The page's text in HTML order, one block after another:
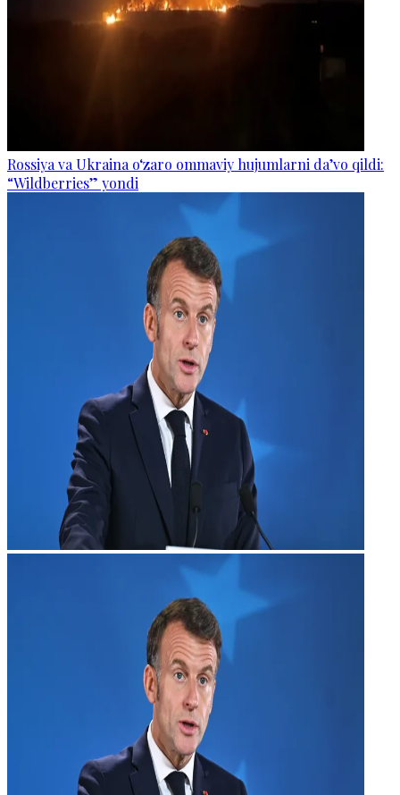
Rossiya va Ukraina o‘zaro ommaviy hujumlarni da’vo qildi:
“Wildberries” yondi